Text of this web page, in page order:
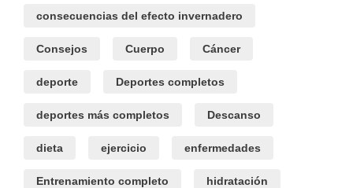
consecuencias del efecto invernadero
Consejos Cuerpo Cáncer
deporte Deportes completos
deportes más completos Descanso
dieta ejercicio enfermedades
Entrenamiento completo hidratación